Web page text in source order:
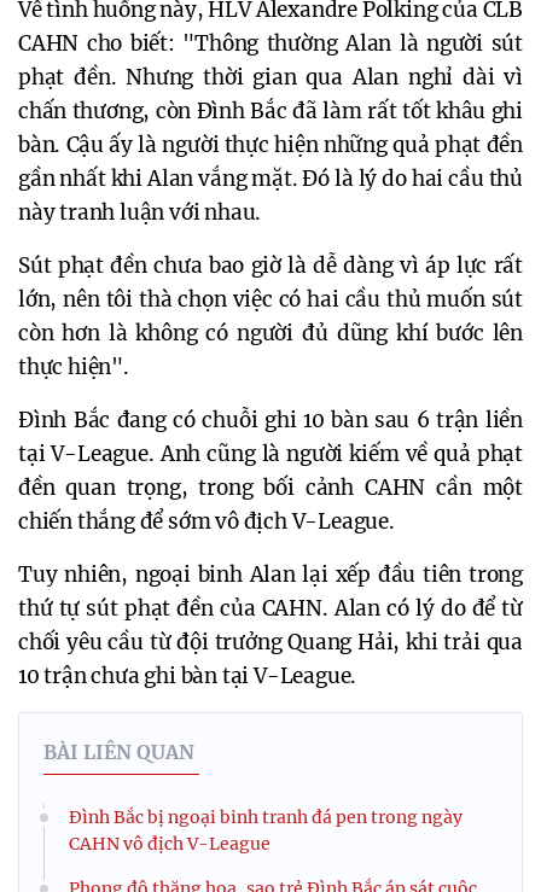
Về tình huống này, HLV Alexandre Polking của CLB
CAHN cho biết: "Thông thường Alan là người sút
phạt đền. Nhưng thời gian qua Alan nghỉ dài vì
chấn thương, còn Đình Bắc đã làm rất tốt khâu ghi
bàn. Cậu ấy là người thực hiện những quả phạt đền
gần nhất khi Alan vắng mặt. Đó là lý do hai cầu thủ
này tranh luận với nhau.
Sút phạt đền chưa bao giờ là dễ dàng vì áp lực rất
lớn, nên tôi thà chọn việc có hai cầu thủ muốn sút
còn hơn là không có người đủ dũng khí bước lên
thực hiện".
Đình Bắc đang có chuỗi ghi 10 bàn sau 6 trận liền
tại V-League. Anh cũng là người kiếm về quả phạt
đền quan trọng, trong bối cảnh CAHN cần một
chiến thắng để sớm vô địch V-League.
Tuy nhiên, ngoại binh Alan lại xếp đầu tiên trong
thứ tự sút phạt đền của CAHN. Alan có lý do để từ
chối yêu cầu từ đội trưởng Quang Hải, khi trải qua
10 trận chưa ghi bàn tại V-League.
BÀI LIÊN QUAN
Đình Bắc bị ngoại binh tranh đá pen trong ngày
CAHN vô địch V-League